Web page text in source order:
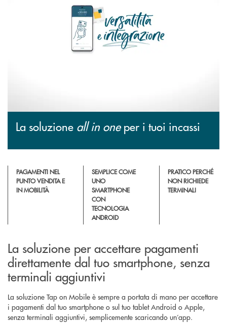
La soluzione all in oneper i tuoi incassi
PAGAMENTI NEL
PUNTO VENDITA E
IN MOBILITÀ
SEMPLICE COME
UNO
SMARTPHONE
CON
TECNOLOGIA
ANDROID
PRATICO PERCHÉ
NON RICHIEDE
TERMINALI
La soluzione per accettare pagamenti
direttamente dal tuo smartphone, senza
terminali aggiuntivi
La soluzione Tap on Mobile è sempre a portata di mano per accettare
i pagamenti dal tuo smartphone o sul tuo tablet Android o Apple,
senza terminali aggiuntivi, semplicemente scaricando un’app.